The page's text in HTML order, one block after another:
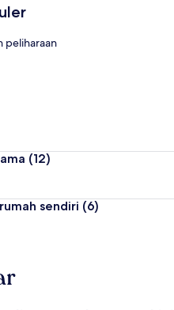
peliharaan
(12)
sendiri (6)